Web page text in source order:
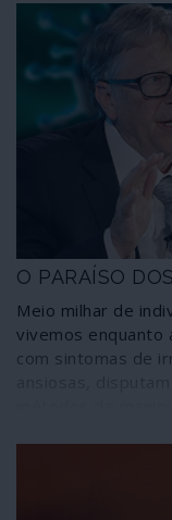
base em testes
diagnósticos.
até que se
de Covid-19 e
do mundo em
confrontados com
sem jamais nos
como na
desde a
andava por
identificado na
terror global
pandemia.
O PARAÍSO
Meio milhar de
vivemos enquanto
com sintomas de